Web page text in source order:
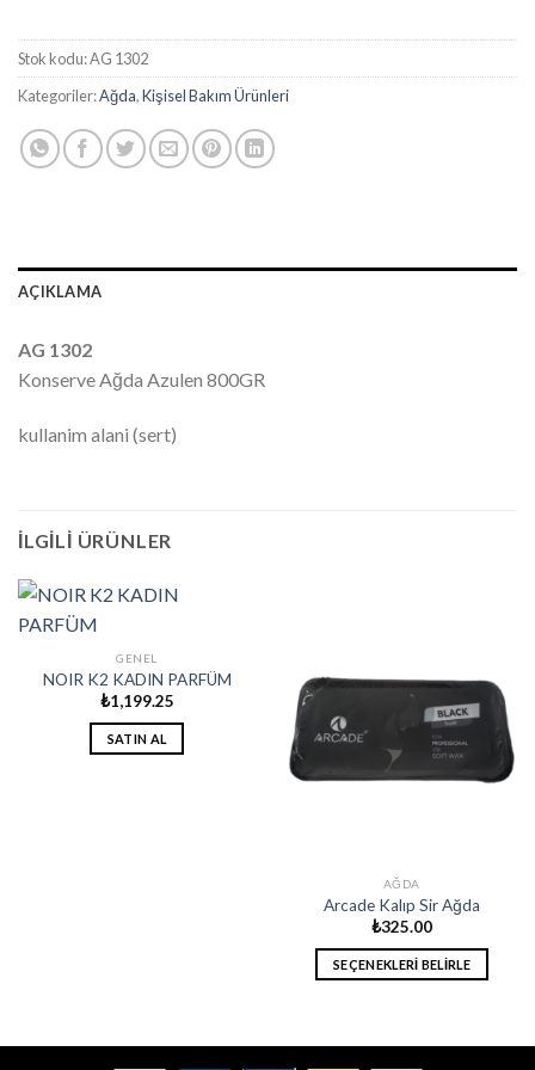
Stok kodu:AG 1302
Kategoriler:Ağda,Kişisel Bakım Ürünleri
AÇIKLAMA
AG 1302
Konserve Ağda Azulen 800GR
kullanim alani (sert)
İLGILI ÜRÜNLER
GENEL
NOIR K2 KADIN PARFÜM
₺1,199.25
SATIN AL
AĞDA
Arcade Kalıp Sir Ağda
₺325.00
SEÇENEKLERI BELIRLE